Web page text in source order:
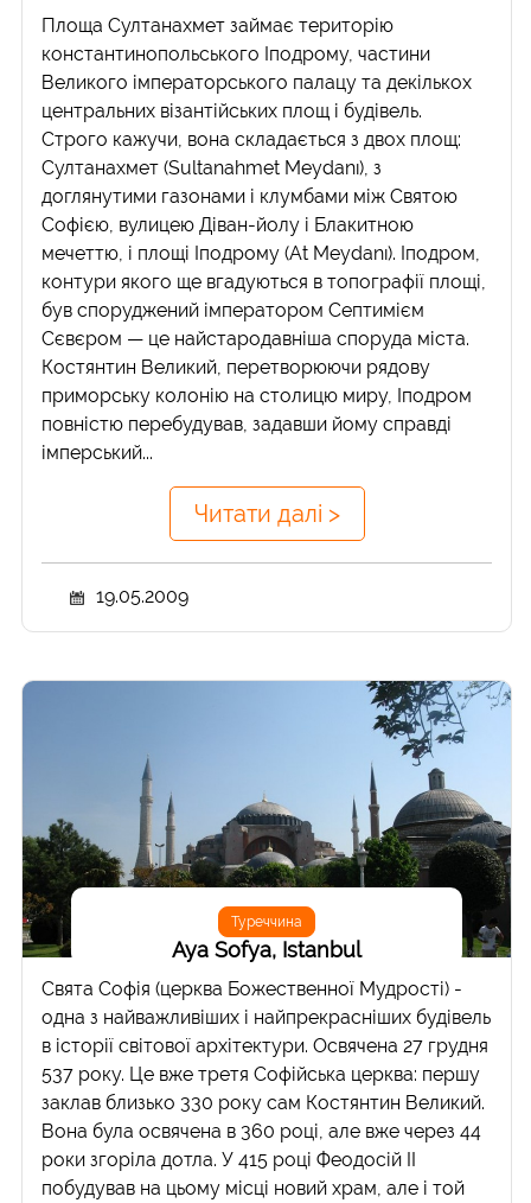
Площа Султанахмет займає територію
константинопольського Іподрому, частини
Великого імператорського палацу та декількох
центральних візантійських площ і будівель.
Строго кажучи, вона складається з двох площ:
Султанахмет (Sultanahmet Meydanı), з
доглянутими газонами і клумбами між Святою
Софією, вулицею Діван-йолу і Блакитною
мечеттю, і площі Іподрому (At Meydanı). Іподром,
контури якого ще вгадуються в топографії площі,
був споруджений імператором Септимієм
Сєвєром — це найстародавніша споруда міста.
Костянтин Великий, перетворюючи рядову
приморську колонію на столицю миру, Іподром
повністю перебудував, задавши йому справді
імперський...
Читати далі >
19.05.2009
Туреччина
Aya Sofya, Istanbul
Свята Софія (церква Божественної Мудрості) -
одна з найважливіших і найпрекрасніших будівель
в історії світової архітектури. Освячена 27 грудня
537 року. Це вже третя Софійська церква: першу
заклав близько 330 року сам Костянтин Великий.
Вона була освячена в 360 році, але вже через 44
роки згоріла дотла. У 415 році Феодосій II
побудував на цьому місці новий храм, але і той